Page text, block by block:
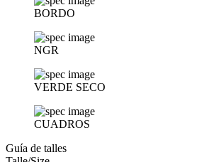
BORDO
NGR
VERDE SECO
CUADROS
Guía de talles